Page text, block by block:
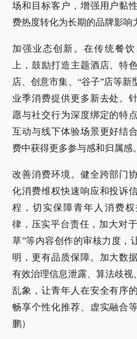
场和目标客户，增强用户黏
费热度转化为长期的品牌影响
加强业态创新。在传统餐
上，鼓励打造主题酒店、特
店、创意市集、“谷子”店等新
业季消费提供更多新去处。
愿与社交行为深度绑定的特
互动与线下体验场景更好结
费中获得更多参与感和归属感。
改善消费环境。健全跨部门
化消费维权快速响应和投诉
程，切实保障青年人消费
律，压实平台责任，加大对于
草”等内容创作的审核力度，
明，更有品质保障。加大数
有效治理信息泄露、算法歧视
乱象，让青年人在安全有序
畅享个性化推荐、虚实融合
鹏）